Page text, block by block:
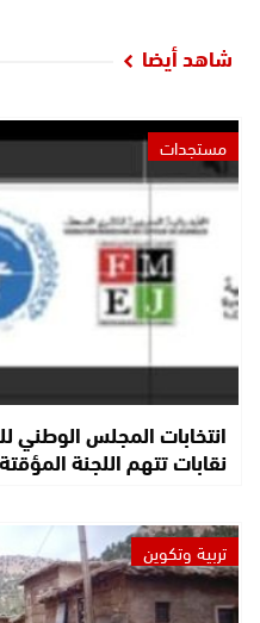
شاهد أيضا
مستجدات
انتخابات المجلس
نقابات تتهم اللجنة
تربية وتكوين